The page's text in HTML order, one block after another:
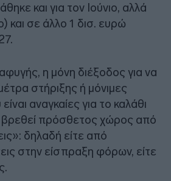
και για τον Ιούνιο, αλλά
και σε άλλο 1 δισ. ευρώ
η μόνη διέξοδος για να
στήριξης ή μόνιμες
αναγκαίες για το καλάθι
βρεθεί πρόσθετος χώρος από
δηλαδή είτε από
στην είσπραξη φόρων, είτε